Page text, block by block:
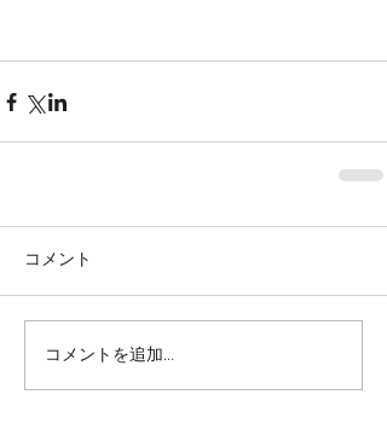
コメント
コメントを追加…